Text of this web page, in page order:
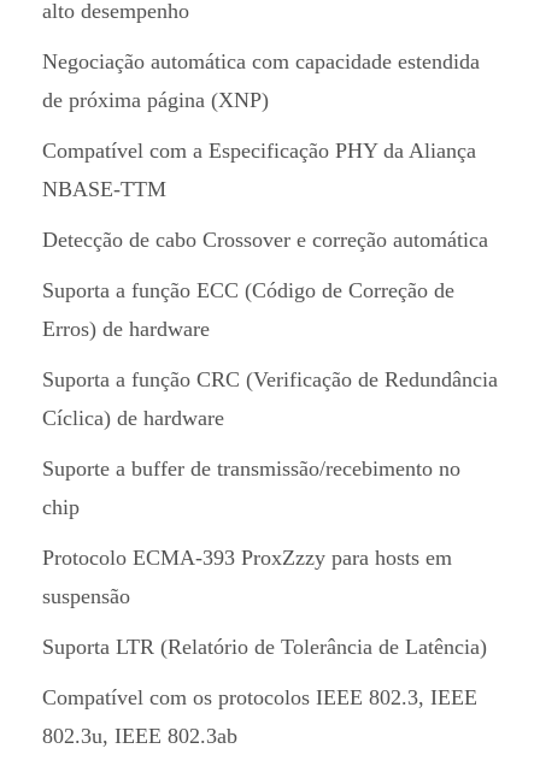
alto desempenho
Negociação automática com capacidade estendida
de próxima página (XNP)
Compatível com a Especificação PHY da Aliança
NBASE-TTM
Detecção de cabo Crossover e correção automática
Suporta a função ECC (Código de Correção de
Erros) de hardware
Suporta a função CRC (Verificação de Redundância
Cíclica) de hardware
Suporte a buffer de transmissão/recebimento no
chip
Protocolo ECMA-393 ProxZzzy para hosts em
suspensão
Suporta LTR (Relatório de Tolerância de Latência)
Compatível com os protocolos IEEE 802.3, IEEE
802.3u, IEEE 802.3ab